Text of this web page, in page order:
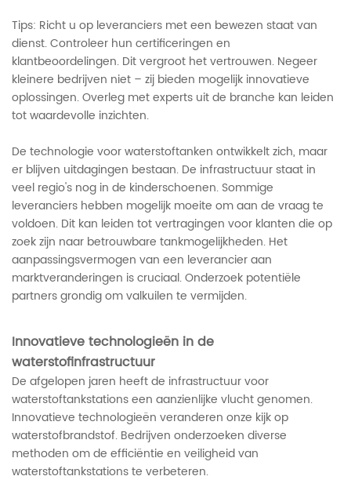
Tips: Richt u op leveranciers met een bewezen staat van
dienst. Controleer hun certificeringen en
klantbeoordelingen. Dit vergroot het vertrouwen. Negeer
kleinere bedrijven niet – zij bieden mogelijk innovatieve
oplossingen. Overleg met experts uit de branche kan leiden
tot waardevolle inzichten.
De technologie voor waterstoftanken ontwikkelt zich, maar
er blijven uitdagingen bestaan. De infrastructuur staat in
veel regio's nog in de kinderschoenen. Sommige
leveranciers hebben mogelijk moeite om aan de vraag te
voldoen. Dit kan leiden tot vertragingen voor klanten die op
zoek zijn naar betrouwbare tankmogelijkheden. Het
aanpassingsvermogen van een leverancier aan
marktveranderingen is cruciaal. Onderzoek potentiële
partners grondig om valkuilen te vermijden.
Innovatieve technologieën in de
waterstofinfrastructuur
De afgelopen jaren heeft de infrastructuur voor
waterstoftankstations een aanzienlijke vlucht genomen.
Innovatieve technologieën veranderen onze kijk op
waterstofbrandstof. Bedrijven onderzoeken diverse
methoden om de efficiëntie en veiligheid van
waterstoftankstations te verbeteren.